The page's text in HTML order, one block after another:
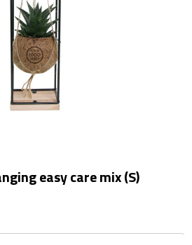
easy care mix (S)